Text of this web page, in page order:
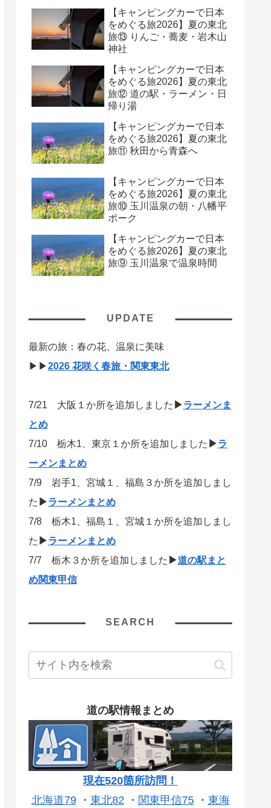
【キャンピングカーで日本
をめぐる旅2026】夏の東北
旅⑬ りんご・蕎麦・岩木山
神社
【キャンピングカーで日本
をめぐる旅2026】夏の東北
旅⑫ 道の駅・ラーメン・日
帰り湯
【キャンピングカーで日本
をめぐる旅2026】夏の東北
旅⑪ 秋田から青森へ
【キャンピングカーで日本
をめぐる旅2026】夏の東北
旅⑩ 玉川温泉の朝・八幡平
ポーク
【キャンピングカーで日本
をめぐる旅2026】夏の東北
旅⑨ 玉川温泉で温泉時間
UPDATE
最新の旅：春の花、温泉に美味
▶▶2026 花咲く春旅・関東東北
7/21 大阪１か所を追加しました ▶ラーメンま
とめ
7/10 栃木1、東京１か所を追加しました ▶ラ
ーメンまとめ
7/9 岩手1、宮城１、福島３か所を追加しまし
た ▶ラーメンまとめ
7/8 栃木1、福島１、宮城１か所を追加しまし
た ▶ラーメンまとめ
7/7 栃木３か所を追加しました ▶道の駅まと
め関東甲信
SEARCH
道の駅情報まとめ
現在520箇所訪問！
北海道79・ 東北82・ 関東甲信75・ 東海